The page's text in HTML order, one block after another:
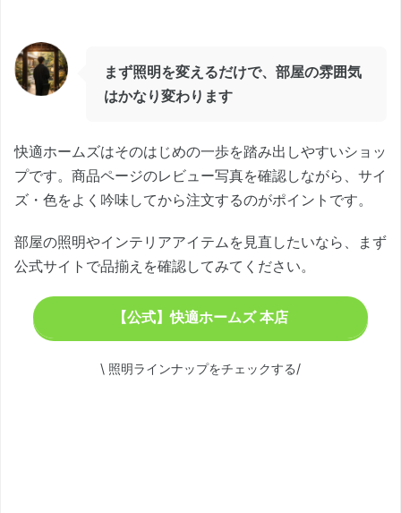
まず照明を変えるだけで、部屋の雰囲気
はかなり変わります
快適ホームズはそのはじめの一歩を踏み出しやすいショッ
プです。商品ページのレビュー写真を確認しながら、サイ
ズ・色をよく吟味してから注文するのがポイントです。
部屋の照明やインテリアアイテムを見直したいなら、まず
公式サイトで品揃えを確認してみてください。
【公式】快適ホームズ 本店
\ 照明ラインナップをチェックする/